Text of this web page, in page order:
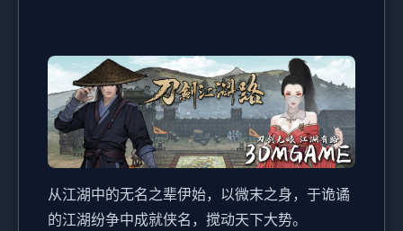
从江湖中的无名之辈伊始，以微末之身，于诡谲
的江湖纷争中成就侠名，搅动天下大势。